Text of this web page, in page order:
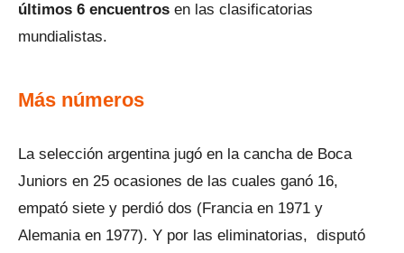
últimos 6 encuentros en las clasificatorias
mundialistas.
Más números
La selección argentina jugó en la cancha de Boca
Juniors en 25 ocasiones de las cuales ganó 16,
empató siete y perdió dos (Francia en 1971 y
Alemania en 1977). Y por las eliminatorias, disputó